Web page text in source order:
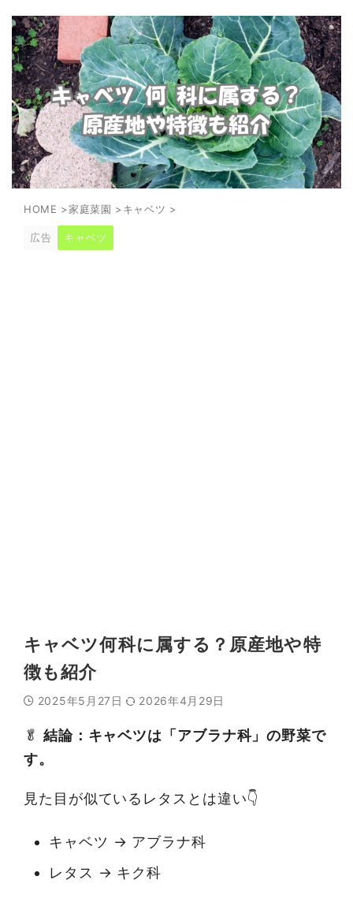
HOME >家庭菜園 >キャベツ >
広告 キャベツ
キャベツ何科に属する？原産地や特
徴も紹介
2025年5月27日 2026年4月29日
🥬 結論：キャベツは「アブラナ科」の野菜で
す。
見た目が似ているレタスとは違い👇
キャベツ → アブラナ科
レタス → キク科